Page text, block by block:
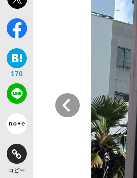
「目標達成で
the Style
170
コピー
前